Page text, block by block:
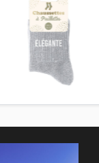
Previous